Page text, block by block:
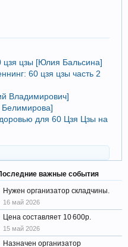
цзя цзы [Юлия Бальсина]
60 цзя цзы часть 2
Владимирович]
для 60 Цзя Цзы на
важные события
Нужен организатор складчины.
16 май 2026
Цена составляет 10 600р.
15 май 2026
Назначен организатор